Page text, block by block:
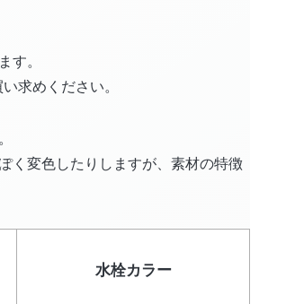
す。
求めください。
く変色したりしますが、素材の特徴
水栓カラー